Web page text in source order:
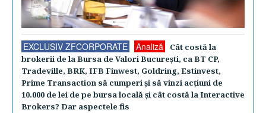
EXCLUSIV ZFCORPORATE Analiză
Cât costă la
brokerii de la Bursa de Valori Bucureşti, ca BT CP,
Tradeville, BRK, IFB Finwest, Goldring, Estinvest,
Prime Transaction să cumperi şi să vinzi acţiuni de
10.000 de lei de pe bursa locală şi cât costă la Interactive
Brokers? Dar aspectele fis